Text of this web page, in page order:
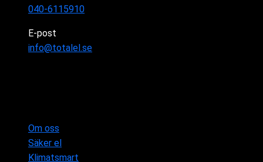
040-6115910
E-post
info@totalel.se
Om oss
Säker el
Klimatsmart